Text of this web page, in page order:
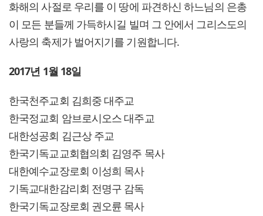
화해의 사절로 우리를 이 땅에 파견하신 하느님의 은총
이 모든 분들께 가득하시길 빌며 그 안에서 그리스도의
사랑의 축제가 벌어지기를 기원합니다.
2017년 1월 18일
한국천주교회 김희중 대주교
한국정교회 암브로시오스 대주교
대한성공회 김근상 주교
한국기독교교회협의회 김영주 목사
대한예수교장로회 이성희 목사
기독교대한감리회 전명구 감독
한국기독교장로회 권오륜 목사